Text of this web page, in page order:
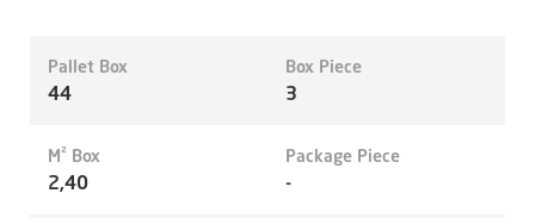
Pallet Box
44
Box Piece
3
M² Box
2,40
Package Piece
-